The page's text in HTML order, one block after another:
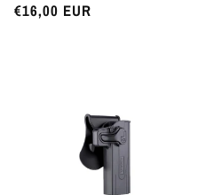
Preço
€16,00 EUR